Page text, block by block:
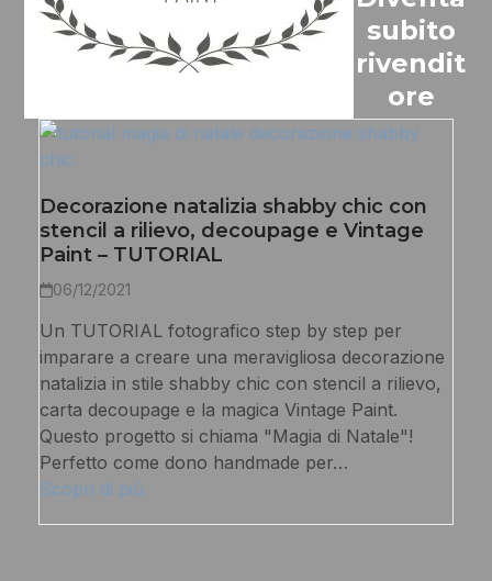
Decorazione natalizia shabby chic con
stencil a rilievo, decoupage e Vintage
Paint – TUTORIAL
06/12/2021
Un TUTORIAL fotografico step by step per
imparare a creare una meravigliosa decorazione
natalizia in stile shabby chic con stencil a rilievo,
carta decoupage e la magica Vintage Paint.
Questo progetto si chiama "Magia di Natale"!
Perfetto come dono handmade per…
Scopri di più
subito
rivendit
ore